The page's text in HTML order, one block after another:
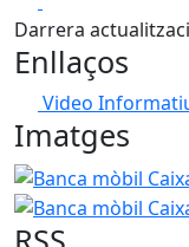
+
−
Darrera
Enllaços
Video
Imatges
Banca mòbil Caixa